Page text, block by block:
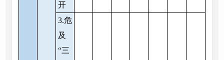
开
3.危
及
“三